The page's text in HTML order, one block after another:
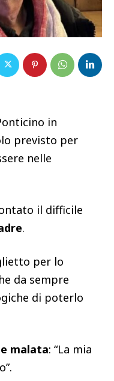
in
previsto per
nelle
il difficile
.
per lo
da sempre
di poterlo
malata: “La mia